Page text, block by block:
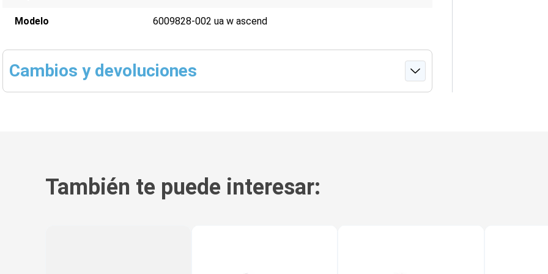
Modelo 6009828-002 ua w ascend
Cambios y devoluciones
También te puede interesar: